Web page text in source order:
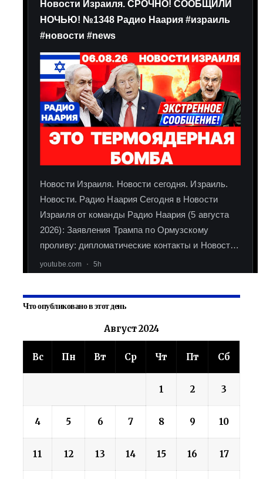
Что опубликовано в этот день
Август 2024
Вс Пн Вт Ср Чт Пт Сб
1 2 3
4 5 6 7 8 9 10
11 12 13 14 15 16 17